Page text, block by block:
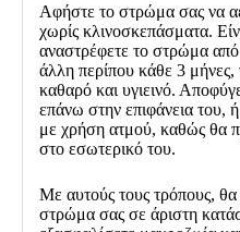
Αφήστε το στρώμα σας να
χωρίς κλινοσκεπάσματα.
αναστρέφετε το στρώμα
άλλη περίπου κάθε 3 μήνες,
καθαρό και υγιεινό.
επάνω στην επιφάνεια του,
με χρήση ατμού, καθώς θα
στο εσωτερικό του.
Με αυτούς τους τρόπους, θα
στρώμα σας σε άριστη